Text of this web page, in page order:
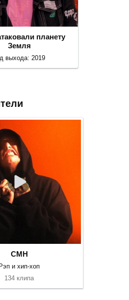
планету
Земля
выхода: 2019
CMH
Рэп и хип-хоп
134 клипа